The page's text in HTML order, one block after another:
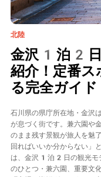
北陸
金沢1泊2日
紹介！定番
る完全ガイド
石川県の県庁所在地・ 金沢
が息づく街です。 兼六園や
のまま残す景観が旅人を魅
回ればいいか分からない」
は、 金沢1泊2日の観光モ
のひとつ・兼六園、重要文